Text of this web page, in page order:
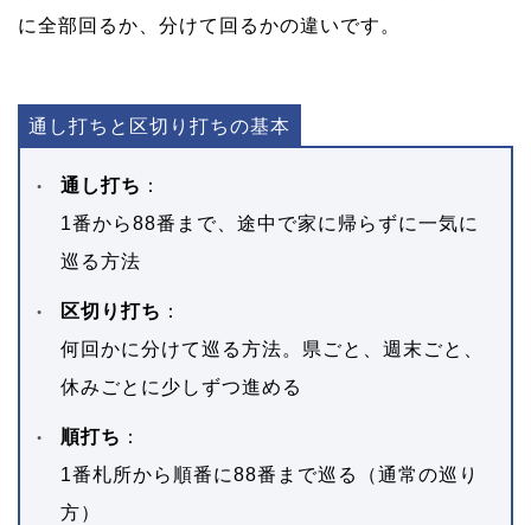
お遍路の日数に関するよくある質問！最短・日帰り
まとめ！お遍路の日数はあなたの状況で決まる、一
に全部回るか、分けて回るかの違いです。
通し打ちと区切り打ちの基本
通し打ち ：
1番から88番まで、途中で家に帰らずに一気に
巡る方法
区切り打ち ：
何回かに分けて巡る方法。県ごと、週末ごと、
休みごとに少しずつ進める
順打ち ：
1番札所から順番に88番まで巡る（通常の巡り
方）